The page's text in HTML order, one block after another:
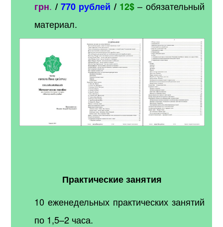
грн. /770 рублей / 12$– обязательный
материал.
Практические занятия
10 еженедельных практических занятий
по 1,5–2 часа.